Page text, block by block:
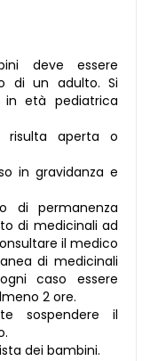
deve essere
di un adulto. Si
in età pediatrica
risulta aperta o
in gravidanza e
di permanenza
di medicinali ad
il medico
di medicinali
caso essere
2 ore.
sospendere il
dei bambini.